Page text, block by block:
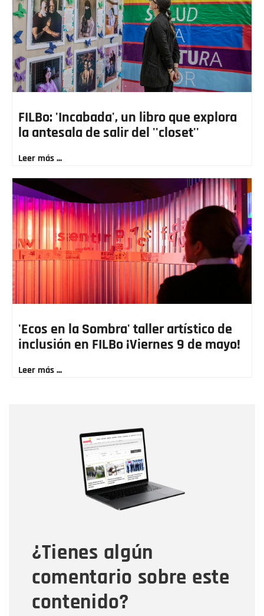
FILBo: 'Incabada', un libro que explora
la antesala de salir del ''closet''
Leer más ...
'Ecos en la Sombra' taller artístico de
inclusión en FILBo ¡Viernes 9 de mayo!
Leer más ...
¿Tienes algún
comentario sobre este
contenido?
Correo electrónico
Tipo de comentario
Mensaje